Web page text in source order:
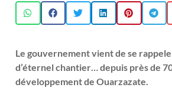
Le gouvernement vient de se
d’éternel chantier… depuis près de
développement de Ouarzazate.